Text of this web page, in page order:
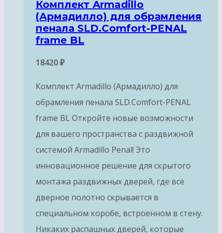
Комплект Armadillo
(Армадилло) для обрамления
пенала SLD.Comfort-PENAL
frame BL
18420₽
Комплект Armadillo (Армадилло) для
обрамления пенала SLD.Comfort-PENAL
frame BL Откройте новые возможности
для вашего пространства с раздвижной
системой Armadillo Penal! Это
инновационное решение для скрытого
монтажа раздвижных дверей, где всё
дверное полотно скрывается в
специальном коробе, встроенном в стену.
Никаких распашных дверей, которые